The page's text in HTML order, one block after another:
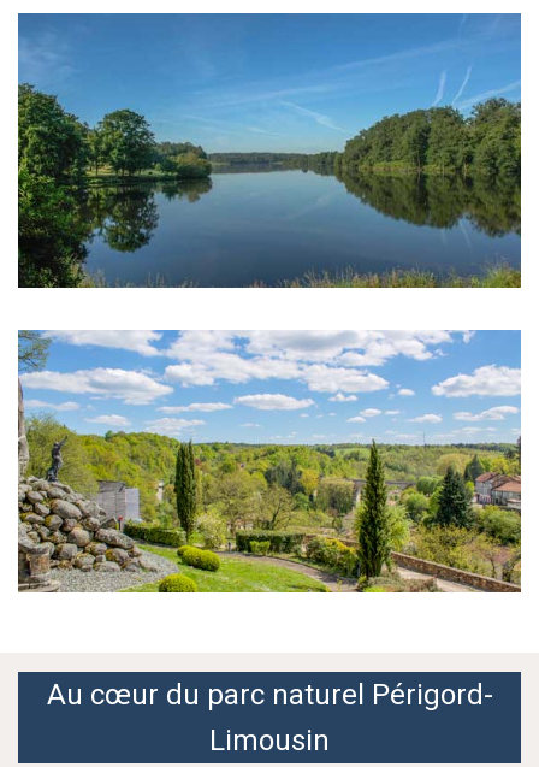
Au cœur du parc naturel Périgord-
Limousin